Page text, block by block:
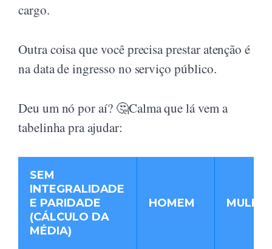
cargo.
Outra coisa que você precisa prestar atenção é
na data de ingresso no serviço público.
Deu um nó por aí? 🤔Calma que lá vem a
tabelinha pra ajudar:
SEM
INTEGRALIDADE
E PARIDADE
(CÁLCULO DA
MÉDIA)
HOMEM